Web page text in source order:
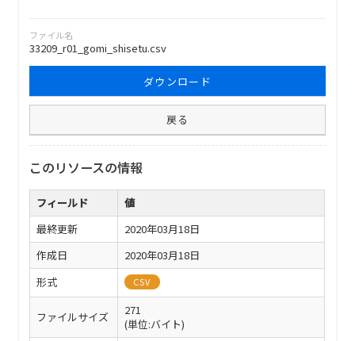
ファイル名
33209_r01_gomi_shisetu.csv
ダウンロード
戻る
このリソースの情報
フィールド
値
最終更新
2020年03月18日
作成日
2020年03月18日
形式
CSV
ファイルサイズ
271
(単位:バイト)